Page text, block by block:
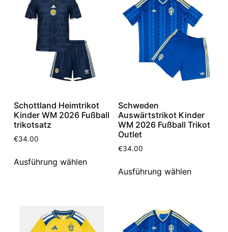
Schottland Heimtrikot
Kinder WM 2026 Fußball
trikotsatz
€34.00
Ausführung wählen
Schweden
Auswärtstrikot Kinder
WM 2026 Fußball Trikot
Outlet
€34.00
Ausführung wählen